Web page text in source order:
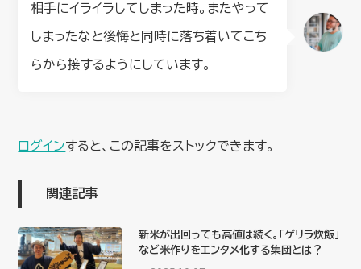
相手にイライラしてしまった時。またやって
しまったなと後悔と同時に落ち着いてこち
らから接するようにしています。
ログインすると、この記事をストックできます。
関連記事
新米が出回っても高値は続く。「ゲリラ炊飯」
など米作りをエンタメ化する集団とは？